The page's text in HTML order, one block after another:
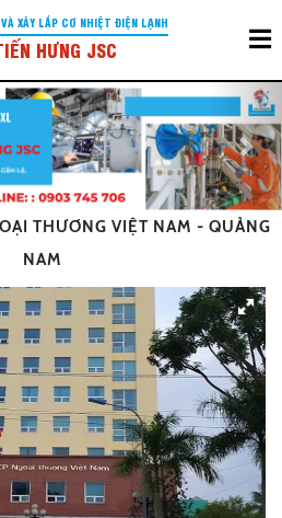
XÂY LẮP CƠ NHIỆT ĐIỆN LẠNH
HƯNG JSC
THƯƠNG VIỆT NAM - QUẢNG
NAM